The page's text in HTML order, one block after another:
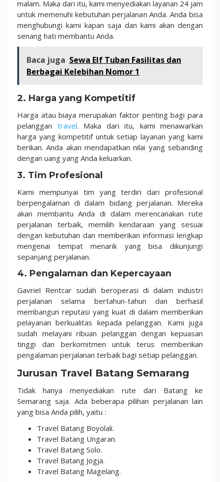
malam. Maka dari itu, kami menyediakan layanan 24 jam
untuk memenuhi kebutuhan perjalanan Anda. Anda bisa
menghubungi kami kapan saja dan kami akan dengan
senang hati membantu Anda.
Baca juga Sewa Elf Tuban Fasilitas dan
Berbagai Kelebihan Nomor 1
2. Harga yang Kompetitif
Harga atau biaya merupakan faktor penting bagi para
pelanggan travel. Maka dari itu, kami menawarkan
harga yang kompetitif untuk setiap layanan yang kami
berikan. Anda akan mendapatkan nilai yang sebanding
dengan uang yang Anda keluarkan.
3. Tim Profesional
Kami mempunyai tim yang terdiri dari profesional
berpengalaman di dalam bidang perjalanan. Mereka
akan membantu Anda di dalam merencanakan rute
perjalanan terbaik, memilih kendaraan yang sesuai
dengan kebutuhan dan memberikan informasi lengkap
mengenai tempat menarik yang bisa dikunjungi
sepanjang perjalanan.
4. Pengalaman dan Kepercayaan
Gavriel Rentcar sudah beroperasi di dalam industri
perjalanan selama bertahun-tahun dan berhasil
membangun reputasi yang kuat di dalam memberikan
pelayanan berkualitas kepada pelanggan. Kami juga
sudah melayani ribuan pelanggan dengan kepuasan
tinggi dan berkomitmen untuk terus memberikan
pengalaman perjalanan terbaik bagi setiap pelanggan.
Jurusan Travel Batang Semarang
Tidak hanya menyediakan rute dari Batang ke
Semarang saja. Ada beberapa pilihan perjalanan lain
yang bisa Anda pilih, yaitu :
Travel Batang Boyolali.
Travel Batang Ungaran.
Travel Batang Solo.
Travel Batang Jogja.
Travel Batang Magelang.